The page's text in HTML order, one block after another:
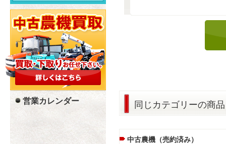
同じカテゴリーの商品
中古農機（売約済み）
営業カレンダー